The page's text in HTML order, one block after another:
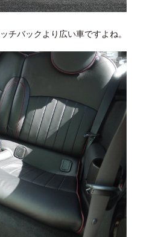
チバックより広い車ですよね。